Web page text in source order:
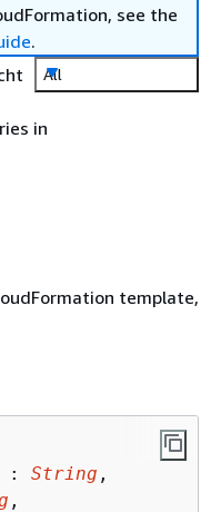
see the
.
All
in
template,
: String ,
,